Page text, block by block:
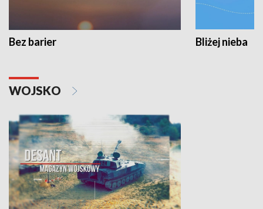
Bez barier Bliżej nieba
WOJSKO